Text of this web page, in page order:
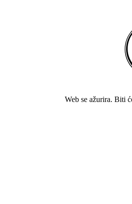
Web se ažurira. Biti